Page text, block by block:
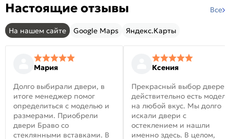
Настоящие отзывы Все
На нашем сайте Google Maps Яндекс.Карты
Мария
Долго выбирали двери, в
итоге менеджер помог
определиться с моделью и
размерами. Приобрели
двери Браво со
стеклянными вставками. В
Ксения
Прекрасный выбор
действительно есть модели
на любой вкус. Мы долго
искали двери с
остеклением и нашли
именно здесь. В целом,